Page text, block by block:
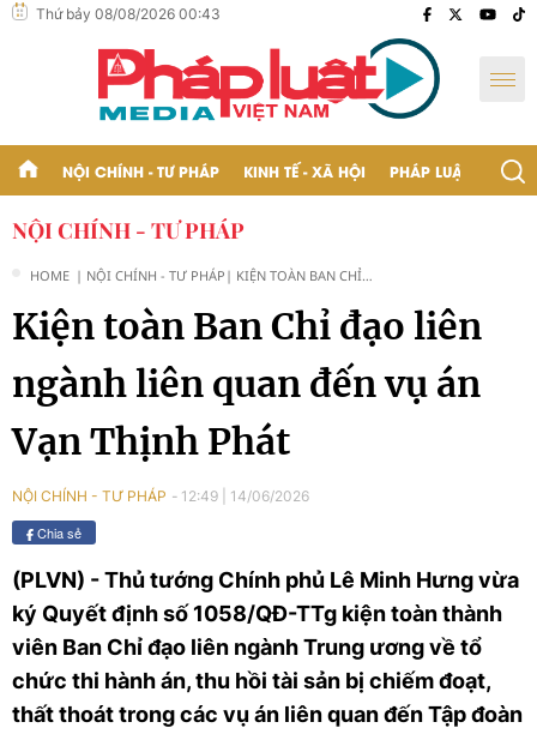
Thứ bảy 08/08/2026 00:43
NỘI CHÍNH - TƯ PHÁP KINH TẾ - XÃ HỘI PHÁP LUẬT - BẠN
NỘI CHÍNH - TƯ PHÁP
HOME | NỘI CHÍNH - TƯ PHÁP | KIỆN TOÀN BAN CHỈ
QUAN ĐẾN VỤ ÁN VẠN
THỊNH PHÁT
Kiện toàn Ban Chỉ đạo liên
ngành liên quan đến vụ án
Vạn Thịnh Phát
NỘI CHÍNH - TƯ PHÁP 12:49 14/06/2026
Chia sẻ
(PLVN) - Thủ tướng Chính phủ Lê Minh Hưng vừa
ký Quyết định số 1058/QĐ-TTg kiện toàn thành
viên Ban Chỉ đạo liên ngành Trung ương về tổ
chức thi hành án, thu hồi tài sản bị chiếm đoạt,
thất thoát trong các vụ án liên quan đến Tập đoàn